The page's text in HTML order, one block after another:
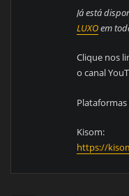
Já está
LUXOem
Clique nos
o canal
Kisom:
https://